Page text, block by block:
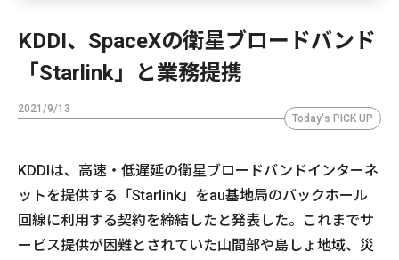
KDDI、SpaceXの衛星ブロードバンド
「Starlink」と業務提携
2021/9/13
Today's PICK UP
KDDIは、高速・低遅延の衛星ブロードバンドインターネ
ットを提供する「Starlink」をau基地局のバックホール
回線に利用する契約を締結したと発表した。これまでサ
ービス提供が困難とされていた山間部や島しょ地域、災